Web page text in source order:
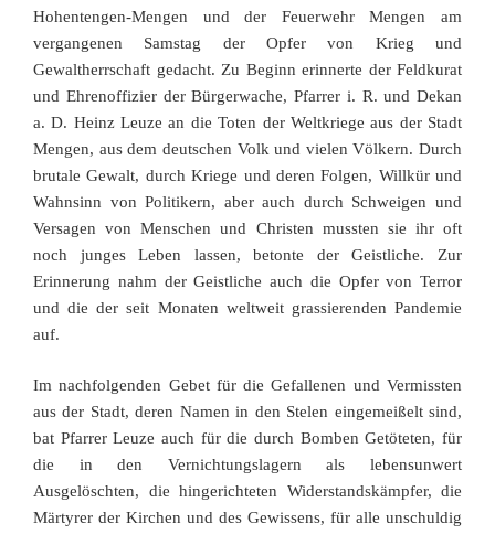
Hohentengen-Mengen und der Feuerwehr Mengen am
vergangenen Samstag der Opfer von Krieg und
Gewaltherrschaft gedacht. Zu Beginn erinnerte der Feldkurat
und Ehrenoffizier der Bürgerwache, Pfarrer i. R. und Dekan
a. D. Heinz Leuze an die Toten der Weltkriege aus der Stadt
Mengen, aus dem deutschen Volk und vielen Völkern. Durch
brutale Gewalt, durch Kriege und deren Folgen, Willkür und
Wahnsinn von Politikern, aber auch durch Schweigen und
Versagen von Menschen und Christen mussten sie ihr oft
noch junges Leben lassen, betonte der Geistliche. Zur
Erinnerung nahm der Geistliche auch die Opfer von Terror
und die der seit Monaten weltweit grassierenden Pandemie
auf.
Im nachfolgenden Gebet für die Gefallenen und Vermissten
aus der Stadt, deren Namen in den Stelen eingemeißelt sind,
bat Pfarrer Leuze auch für die durch Bomben Getöteten, für
die in den Vernichtungslagern als lebensunwert
Ausgelöschten, die hingerichteten Widerstandskämpfer, die
Märtyrer der Kirchen und des Gewissens, für alle unschuldig